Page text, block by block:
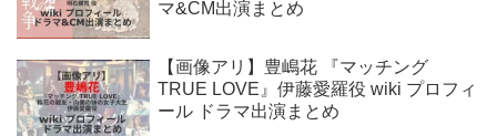
マ&CM出演まとめ
【画像アリ】豊嶋花 『マッチング
TRUE LOVE』伊藤愛羅役 wiki プロフィ
ール ドラマ出演まとめ